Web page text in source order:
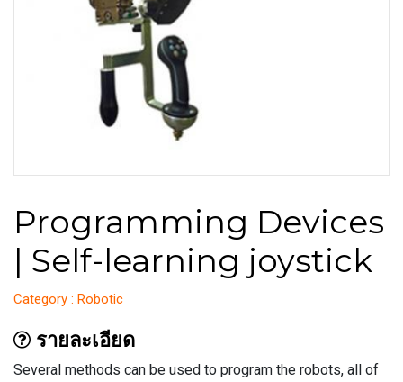
Programming Devices
| Self-learning joystick
Category : Robotic
รายละเอียด
Several methods can be used to program the robots, all of